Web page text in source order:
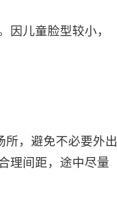
儿童脸型较小，
，避免不必要外出
理间距，途中尽量